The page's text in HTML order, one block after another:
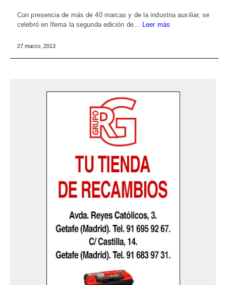
Con presencia de más de 40 marcas y de la industria auxiliar, se
celebró en Ifema la segunda edición de… Leer más
27 marzo, 2013